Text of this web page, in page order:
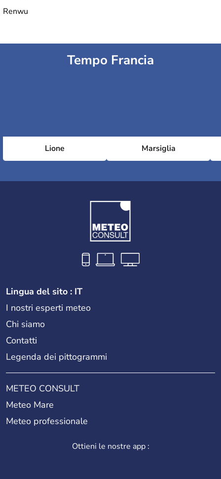
Renwu
Tempo Francia
Lione Marsiglia
Lingua del sito : IT
I nostri esperti meteo
Chi siamo
Contatti
Legenda dei pittogrammi
METEO CONSULT
Meteo Mare
Meteo professionale
Ottieni le nostre app :